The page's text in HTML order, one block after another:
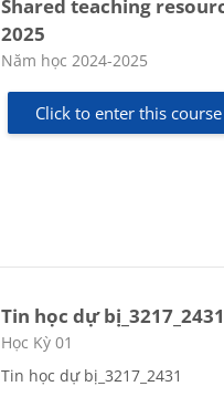
Shared teaching
2025
Course category
Năm học 2024-2025
Click to enter this course
Tin học dự bị_3217_2431
Course category
Học Kỳ 01
Tin học dự bị_3217_2431